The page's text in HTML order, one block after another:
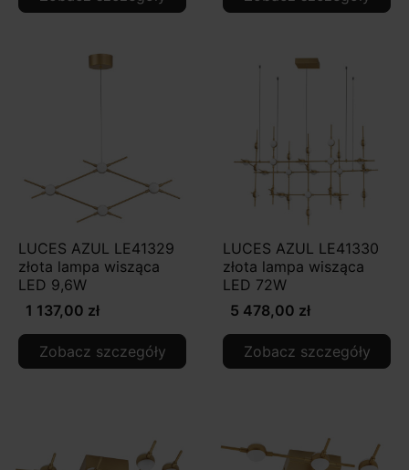
LUCES AZUL LE41329
złota lampa wisząca
LED 9,6W
1 137,00 zł
Zobacz szczegóły
LUCES AZUL LE41330
złota lampa wisząca
LED 72W
5 478,00 zł
Zobacz szczegóły